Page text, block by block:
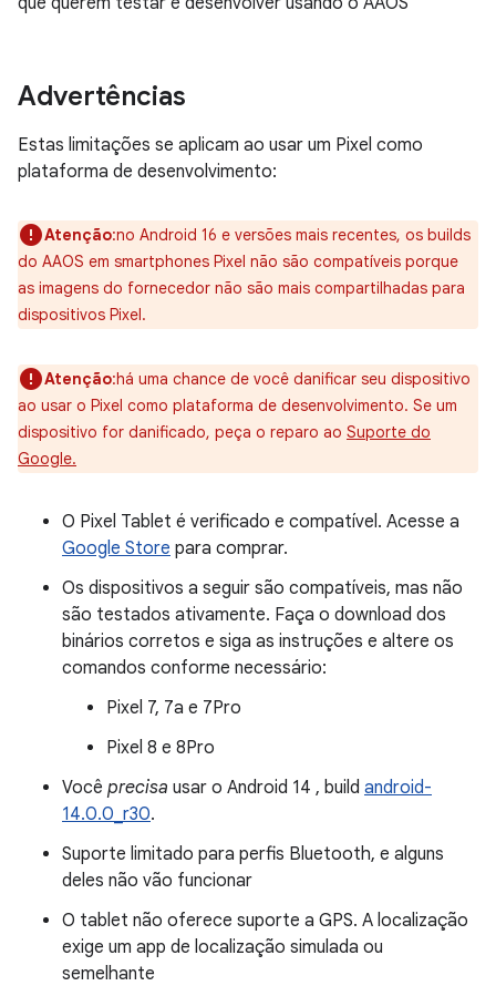
Advertências
Estas limitações se aplicam ao usar um Pixel como
plataforma de desenvolvimento:
Atenção:no Android 16 e versões mais recentes, os builds
do AAOS em smartphones Pixel não são compatíveis porque
as imagens do fornecedor não são mais compartilhadas para
dispositivos Pixel.
Atenção:há uma chance de você danificar seu dispositivo
ao usar o Pixel como plataforma de desenvolvimento. Se um
dispositivo for danificado, peça o reparo ao Suporte do
Google.
O Pixel Tablet é verificado e compatível. Acesse a
Google Store para comprar.
Os dispositivos a seguir são compatíveis, mas não
são testados ativamente. Faça o download dos
binários corretos e siga as instruções e altere os
comandos conforme necessário:
Pixel 7, 7a e 7Pro
Pixel 8 e 8Pro
Você precisa usar o Android 14 , build android-
14.0.0_r30.
Suporte limitado para perfis Bluetooth, e alguns
deles não vão funcionar
O tablet não oferece suporte a GPS. A localização
exige um app de localização simulada ou
semelhante